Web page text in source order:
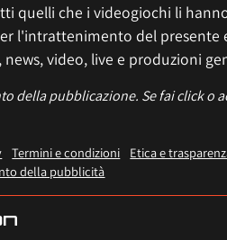
quelli che i videogiochi li
l'intrattenimento del presente
video, live e produzioni
della pubblicazione. Se fai click o
Termini e condizioni Etica e
della pubblicità